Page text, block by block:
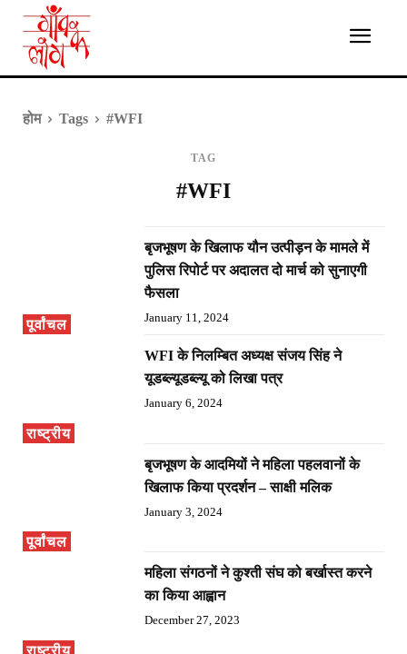
होम Tags #WFI
TAG
#WFI
पूर्वांचल
बृजभूषण के खिलाफ यौन उत्पीड़न के मामले में
पुलिस रिपोर्ट पर अदालत दो मार्च को सुनाएगी
फैसला
January 11, 2024
राष्ट्रीय
WFI के निलम्बित अध्यक्ष संजय सिंह ने
यूडब्ल्यूडब्ल्यू को लिखा पत्र
January 6, 2024
पूर्वांचल
बृजभूषण के आदमियों ने महिला पहलवानों के
खिलाफ किया प्रदर्शन – साक्षी मलिक
January 3, 2024
राष्ट्रीय
महिला संगठनों ने कुश्ती संघ को बर्खास्त करने
का किया आह्वान
December 27, 2023